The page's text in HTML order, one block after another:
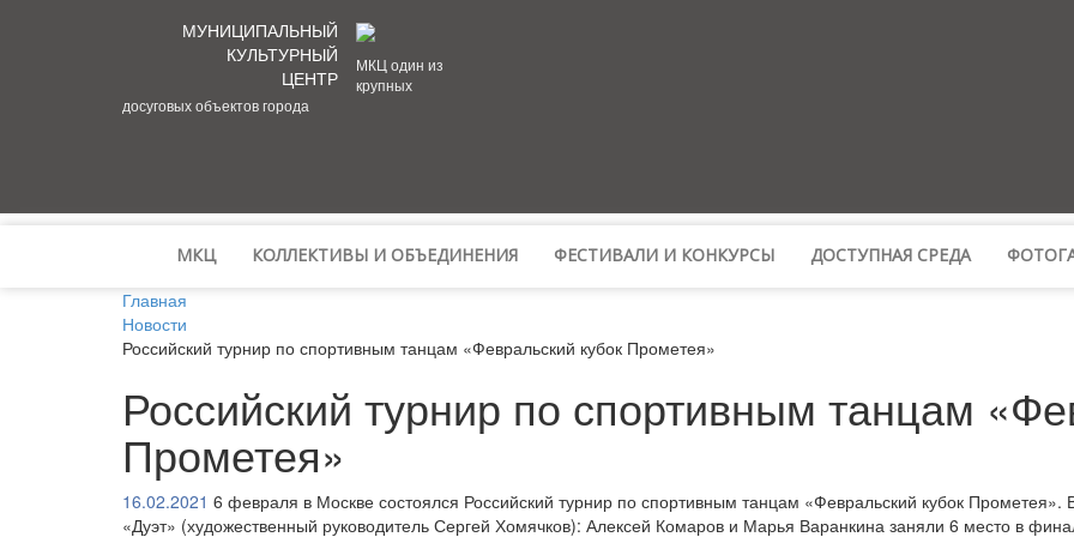
МУНИЦИПАЛЬНЫЙ
КУЛЬТУРНЫЙ
ЦЕНТР
МКЦ один из
крупных
досуговых объектов города
МКЦ КОЛЛЕКТИВЫ И ОБЪЕДИНЕНИЯ ФЕСТИВАЛИ И КОНКУРСЫ ДОСТУПНАЯ СРЕДА
Главная
Новости
Российский турнир по спортивным танцам «Февральский кубок Прометея»
Российский турнир по спортивным танцам
Прометея»
16.02.2021 6 февраля в Москве состоялся Российский турнир по спортивным танцам «Февральский кубок Прометея».
«Дуэт» (художественный руководитель Сергей Хомячков): Алексей Комаров и Марья Варанкина заняли 6 место в